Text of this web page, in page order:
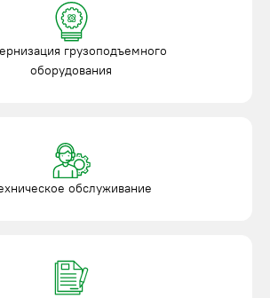
грузоподъемного
оборудования
обслуживание